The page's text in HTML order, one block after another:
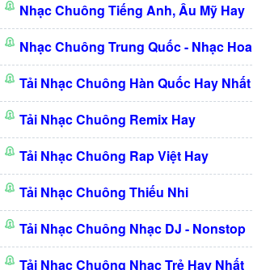
Nhạc Chuông Tiếng Anh, Âu Mỹ Hay
Nhạc Chuông Trung Quốc - Nhạc Hoa
Tải Nhạc Chuông Hàn Quốc Hay Nhất
Tải Nhạc Chuông Remix Hay
Tải Nhạc Chuông Rap Việt Hay
Tải Nhạc Chuông Thiếu Nhi
Tải Nhạc Chuông Nhạc DJ - Nonstop
Tải Nhạc Chuông Nhạc Trẻ Hay Nhất